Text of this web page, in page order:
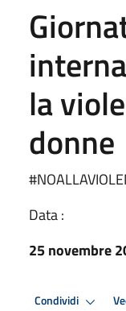
la
donne
Data :
25 novembre
Condividi